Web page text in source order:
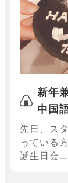
新年
中国
先日、ス
っている
誕生日会 …